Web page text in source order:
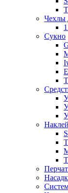
Чехлы
Сукно